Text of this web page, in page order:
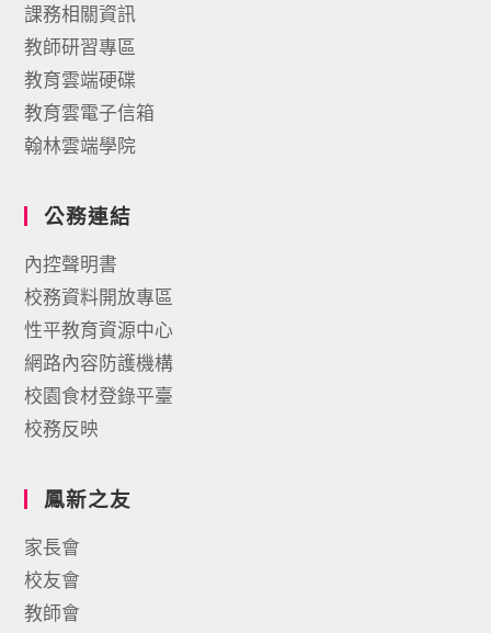
課務相關資訊
教師研習專區
教育雲端硬碟
教育雲電子信箱
翰林雲端學院
公務連結
內控聲明書
校務資料開放專區
性平教育資源中心
網路內容防護機構
校園食材登錄平臺
校務反映
鳳新之友
家長會
校友會
教師會